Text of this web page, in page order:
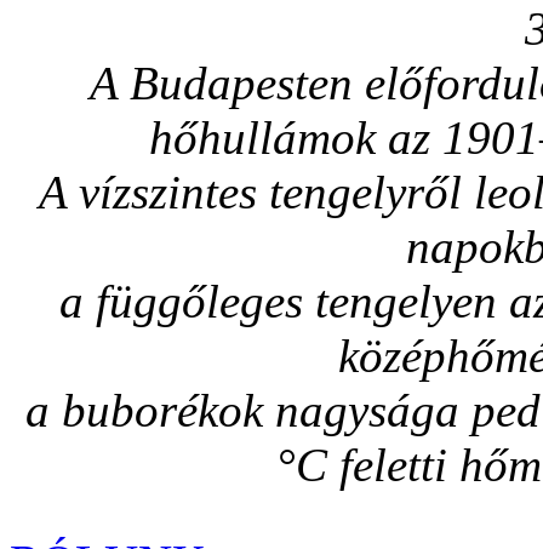
A Budapesten
hőhullámok az
A vízszintes tengelyről
a függőleges tengelyen
a buborékok nagysága
°C feletti